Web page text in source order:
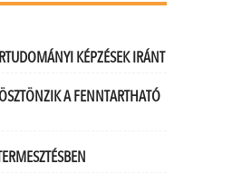
KÉPZÉSEK IRÁNT
A FENNTARTHATÓ